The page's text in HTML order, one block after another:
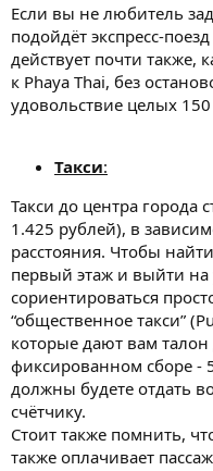
Если вы не любитель
подойдёт экспресс-
действует почти также,
к Phaya Thai, без
удовольствие целых
Такси:
Такси до центра города
1.425 рублей), в
расстояния. Чтобы
первый этаж и выйти на
сориентироваться
“общественное такси”
которые дают вам
фиксированном сборе -
должны будете отдать
счётчику.
Стоит также помнить,
также оплачивает